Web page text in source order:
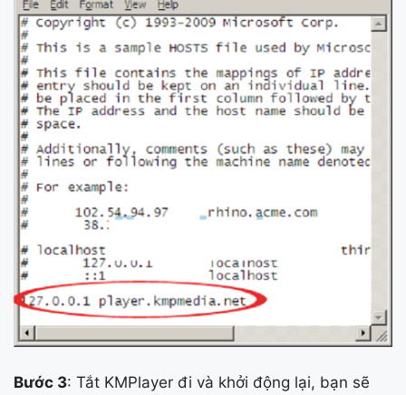
Bước 3: Tắt KMPlayer đi và khởi động lại, bạn sẽ